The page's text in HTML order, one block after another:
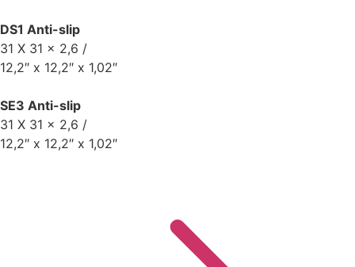
DS1 Anti-slip
31 X 31 x 2,6 /
12,2″ x 12,2″ x 1,02″
SE3 Anti-slip
31 X 31 x 2,6 /
12,2″ x 12,2″ x 1,02″